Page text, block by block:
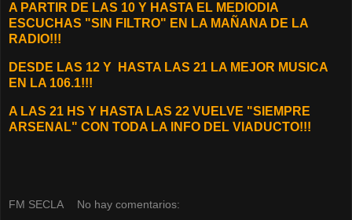
A PARTIR DE LAS 10 Y HASTA EL MEDIODIA
ESCUCHAS "SIN FILTRO" EN LA MAÑANA DE LA
RADIO!!!
D ESDE LAS 12 Y
HASTA LAS 21 LA MEJOR MUSICA
EN LA 106.1!!!
A LAS 21 HS Y HASTA LAS 22 VUELVE "SIEMPRE
ARSENAL" CON TODA LA INFO DEL VIADUCTO!!!
FM SECLA No hay comentarios: